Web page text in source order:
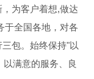
为客户着想,做达
于全国各地，对各
包。始终保持"以
满意的服务、良